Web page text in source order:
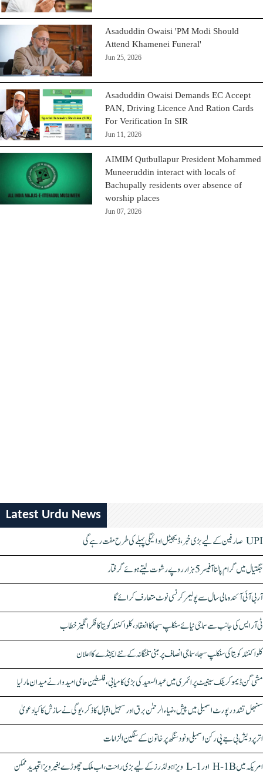
Asaduddin Owaisi 'PM Modi Should
Attend Khamenei Funeral'
Jun 25, 2026
Asaduddin Owaisi Demands EC Accept
PAN, Driving Licence And Ration Cards
For Verification In SIR
Jun 11, 2026
AIMIM Qutbullapur President Mohammed
Muneeruddin interact with locals of
Bachupally residents over absence of
worship places
Jun 07, 2026
Latest Urdu News
UPI صارفین کے لیے بڑی خبر، ڈیجیٹل ادائیگی پہلے کی طرح مفت رہے گی
جگتیال میں گرام پالنا آفیسر 5 ہزار روپے رشوت لیتے ہوئے گرفتار
آر بی آئی آئندہ مالی سال سے پولیمر کرنسی نوٹ متعارف کرائے گا
ٹی آر ایس کی جانب سے سماجی نیائے سنکلپ سبھا کا انعقاد، کلواکنٹلہ کویتا کا فکر انگیز خطاب
کلواکنٹلہ کویتا کی سنکلپ سبھا، سماجی انصاف پر مبنی تلنگانہ کے نئے ایجنڈے کا اعلان
مشی گن ڈیموکریٹک سینیٹ پرائمری میں عبدالسعید کی بڑی کامیابی، فلسطین حامی امیدوار نے میدان مار لیا
سنبھل تشدد رپورٹ اسمبلی میں پیش، ضیاء الرحمٰن برق اور سہیل اقبال کا ذکر، یوگی نے سازش کا کیا دعویٰ
اتر پردیش بی جے پی رکن اسمبلی ونود سنگھ پر خاتون کے سنگین الزامات
امریکہ میں H-1B اور L-1 ویزا ہولڈرز کے لیے بڑی راحت، اب ملک چھوڑے بغیر ویزا تجدید ممکن